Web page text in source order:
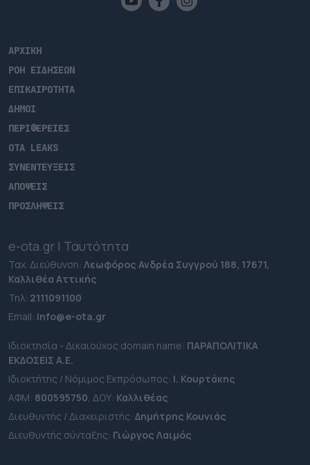
ΑΡΧΙΚΗ
ΡΟΗ ΕΙΔΗΣΕΩΝ
ΕΠΙΚΑΙΡΟΤΗΤΑ
ΔΗΜΟΙ
ΠΕΡΙΦΕΡΕΙΕΣ
OTA LEAKS
ΣΥΝΕΝΤΕΥΞΕΙΣ
ΑΠΟΨΕΙΣ
ΠΡΟΣΛΗΨΕΙΣ
e-ota.gr | Ταυτότητα
Ταχ. Διεύθυνση: Λεωφόρος Ανδρέα Συγγρού 188, 17671,
Καλλιθέα Αττικής
Τηλ: 2111091100
Εmail: info@e-ota.gr
Ιδιοκτησία - Δικαιούχος domain name: ΠΑΡΑΠΟΛΙΤΙΚΑ
ΕΚΔΟΣΕΙΣ A.E.
Ιδιοκτήτης / Νόμιμος Εκπρόσωπος: Ι. Κουρτάκης
ΑΦΜ: 800595750, ΔΟΥ: Καλλιθέας
Διευθυντής / Διαχειριστής: Δημήτρης Κουνιάς
Διευθυντής σύνταξης: Γιώργος Λαιμός